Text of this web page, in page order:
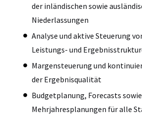
der inländischen sowie
Niederlassungen
Analyse und aktive Steuerung
Leistungs- und
Margensteuerung und
der Ergebnisqualität
Budgetplanung, Forecasts sowie
Mehrjahresplanungen für alle